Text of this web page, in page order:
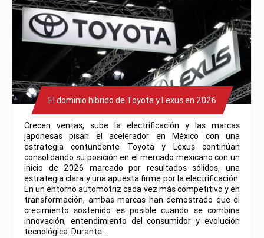
El dominio híbrido de Toyota y Lexus en 2026
Crecen ventas, sube la electrificación y las marcas
japonesas pisan el acelerador en México con una
estrategia contundente Toyota y Lexus continúan
consolidando su posición en el mercado mexicano con un
inicio de 2026 marcado por resultados sólidos, una
estrategia clara y una apuesta firme por la electrificación.
En un entorno automotriz cada vez más competitivo y en
transformación, ambas marcas han demostrado que el
crecimiento sostenido es posible cuando se combina
innovación, entendimiento del consumidor y evolución
tecnológica. Durante…